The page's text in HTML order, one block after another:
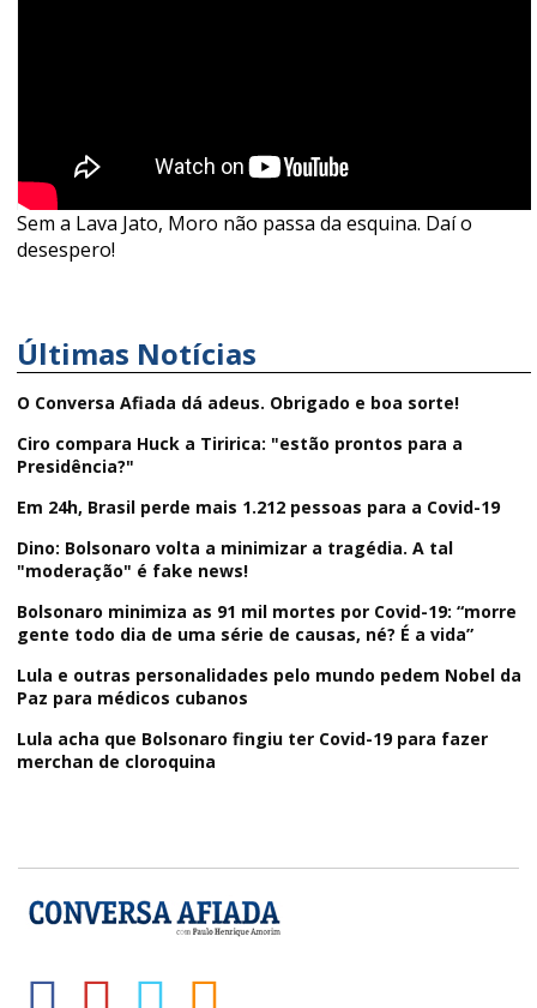
Sem a Lava Jato, Moro não passa da esquina. Daí o
desespero!
Últimas Notícias
O Conversa Afiada dá adeus. Obrigado e boa sorte!
Ciro compara Huck a Tiririca: "estão prontos para a
Presidência?"
Em 24h, Brasil perde mais 1.212 pessoas para a Covid-19
Dino: Bolsonaro volta a minimizar a tragédia. A tal
"moderação" é fake news!
Bolsonaro minimiza as 91 mil mortes por Covid-19: “morre
gente todo dia de uma série de causas, né? É a vida”
Lula e outras personalidades pelo mundo pedem Nobel da
Paz para médicos cubanos
Lula acha que Bolsonaro fingiu ter Covid-19 para fazer
merchan de cloroquina